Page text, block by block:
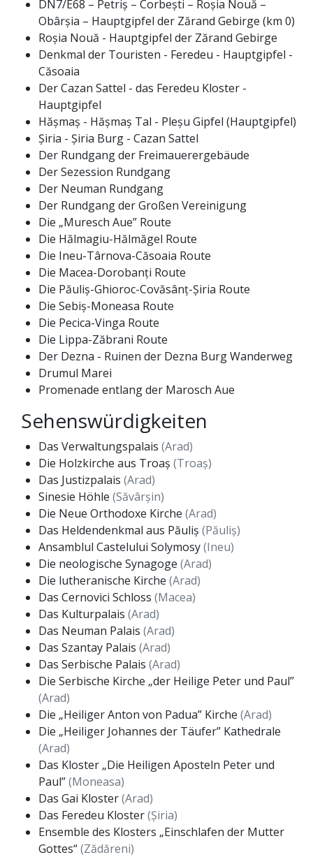
DN7/E68 – Petriș – Corbești – Roșia Nouă –
Obârșia – Hauptgipfel der Zărand Gebirge (km 0)
Roșia Nouă - Hauptgipfel der Zărand Gebirge
Denkmal der Touristen - Feredeu - Hauptgipfel -
Căsoaia
Der Cazan Sattel - das Feredeu Kloster -
Hauptgipfel
Hășmaș - Hășmaș Tal - Pleșu Gipfel (Hauptgipfel)
Șiria - Șiria Burg - Cazan Sattel
Der Rundgang der Freimauerergebäude
Der Sezession Rundgang
Der Neuman Rundgang
Der Rundgang der Großen Vereinigung
Die „Muresch Aue” Route
Die Hălmagiu-Hălmăgel Route
Die Ineu-Târnova-Căsoaia Route
Die Macea-Dorobanți Route
Die Păuliș-Ghioroc-Covăsânț-Șiria Route
Die Sebiș-Moneasa Route
Die Pecica-Vinga Route
Die Lippa-Zăbrani Route
Der Dezna - Ruinen der Dezna Burg Wanderweg
Drumul Marei
Promenade entlang der Marosch Aue
Sehenswürdigkeiten
Das Verwaltungspalais (Arad)
Die Holzkirche aus Troaș (Troaș)
Das Justizpalais (Arad)
Sinesie Höhle (Săvârșin)
Die Neue Orthodoxe Kirche (Arad)
Das Heldendenkmal aus Păuliș (Păuliș)
Ansamblul Castelului Solymosy(Ineu)
Die neologische Synagoge (Arad)
Die lutheranische Kirche (Arad)
Das Cernovici Schloss (Macea)
Das Kulturpalais (Arad)
Das Neuman Palais (Arad)
Das Szantay Palais (Arad)
Das Serbische Palais (Arad)
Die Serbische Kirche „der Heilige Peter und Paul’’
(Arad)
Die „Heiliger Anton von Padua” Kirche (Arad)
Die „Heiliger Johannes der Täufer” Kathedrale
(Arad)
Das Kloster „Die Heiligen Aposteln Peter und
Paul”(Moneasa)
Das Gai Kloster(Arad)
Das Feredeu Kloster(Șiria)
Ensemble des Klosters „Einschlafen der Mutter
Gottes“(Zădăreni)